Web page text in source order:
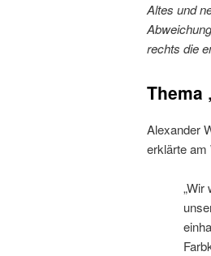
Altes und
rechts die
Thema
Alexander
erklärte am
„Wir